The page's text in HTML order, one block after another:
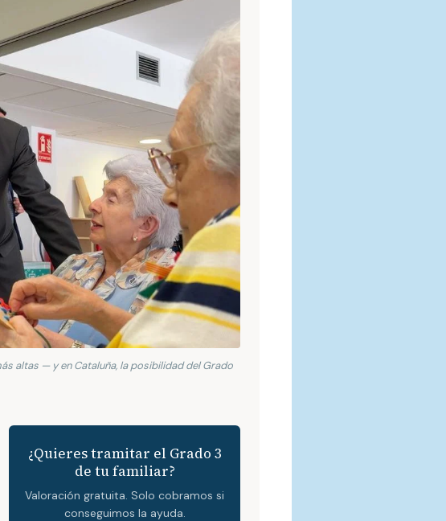
altas — y en Cataluña, la posibilidad del Grado
¿Quieres tramitar el Grado 3
de tu familiar?
Valoración gratuita. Solo cobramos si
conseguimos la ayuda.